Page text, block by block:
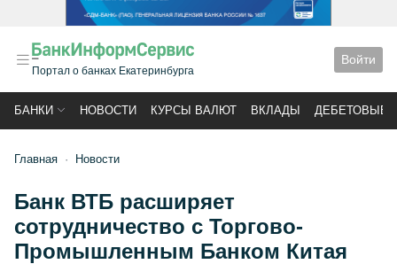
Портал о банках Екатеринбурга
Войти
БАНКИ НОВОСТИ КУРСЫ ВАЛЮТ ВКЛАДЫ ДЕБЕТОВЫЕ
Главная Новости
Банк ВТБ расширяет
сотрудничество с Торгово-
Промышленным Банком Китая